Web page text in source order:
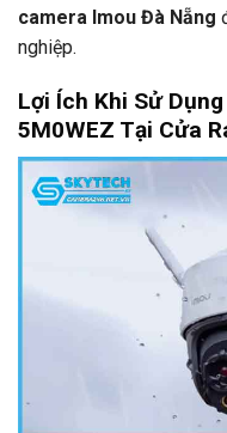
camera Imou Đà Nẵng
nghiệp.
Lợi Ích Khi Sử
5M0WEZ Tại Cửa